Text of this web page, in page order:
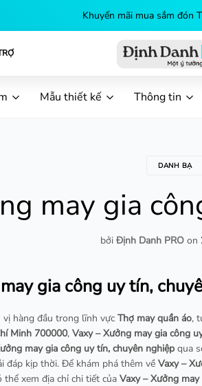
Danh
vụ
Mẫu thiết kế Thông tin
DANH BẠ
may gia
bởi Định Danh PRO on
gia công uy tín,
vị hàng đầu trong lĩnh vực Thợ may quần áo,
Minh 700000, Vaxy – Xưởng may gia công
may gia công uy tín, chuyên nghiệp qua
đáp kịp thời. Để khám phá thêm về Vaxy –
xem địa chỉ chi tiết của Vaxy – Xưởng